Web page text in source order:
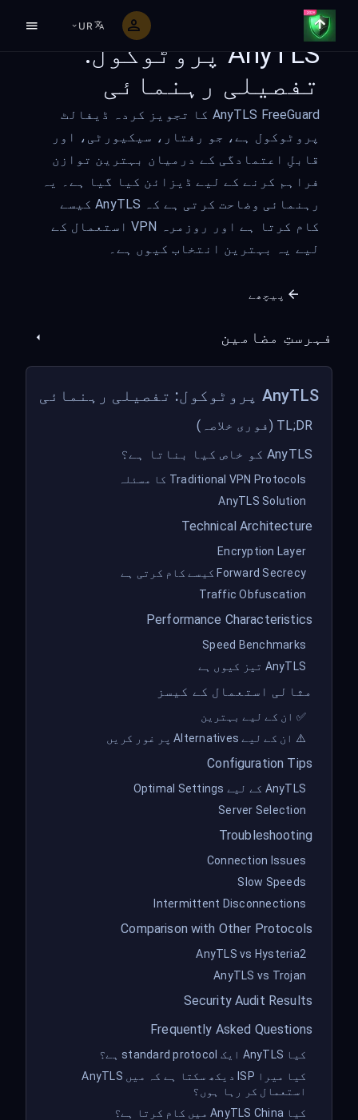
UR
AnyTLS پروٹوکول:
تفصیلی رہنمائی
AnyTLS FreeGuard کا تجویز کردہ ڈیفالٹ
پروٹوکول ہے، جو رفتار، سیکیورٹی، اور
قابلِ اعتمادگی کے درمیان بہترین توازن
فراہم کرنے کے لیے ڈیزائن کیا گیا ہے۔ یہ
رہنمائی وضاحت کرتی ہے کہ AnyTLS کیسے
کام کرتا ہے اور روزمرہ VPN استعمال کے
لیے یہ بہترین انتخاب کیوں ہے۔
پیچھے
فہرستِ مضامین
AnyTLS پروٹوکول: تفصیلی رہنمائی
TL;DR (فوری خلاصہ)
AnyTLS کو خاص کیا بناتا ہے؟
Traditional VPN Protocols کا مسئلہ
AnyTLS Solution
Technical Architecture
Encryption Layer
Forward Secrecy کیسے کام کرتی ہے
Traffic Obfuscation
Performance Characteristics
Speed Benchmarks
AnyTLS تیز کیوں ہے
مثالی استعمال کے کیسز
✅ ان کے لیے بہترین
⚠️ ان کے لیے Alternatives پر غور کریں
Configuration Tips
AnyTLS کے لیے Optimal Settings
Server Selection
Troubleshooting
Connection Issues
Slow Speeds
Intermittent Disconnections
Comparison with Other Protocols
AnyTLS vs Hysteria2
AnyTLS vs Trojan
Security Audit Results
Frequently Asked Questions
کیا AnyTLS ایک standard protocol ہے؟
کیا میرا ISP دیکھ سکتا ہے کہ میں AnyTLS
استعمال کر رہا ہوں؟
کیا AnyTLS China میں کام کرتا ہے؟